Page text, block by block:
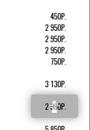
450Р.
2 950Р.
2 950Р.
2 950Р.
750Р.
3 130Р.
2 980Р.